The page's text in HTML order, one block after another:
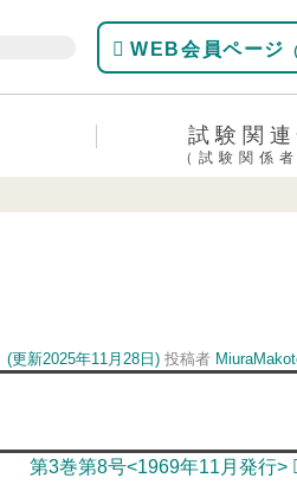
WEB会員ページ
試験関連
（試験関係
(更新2025年11月28日) 投稿者
第3巻第8号<1969年11月発行>